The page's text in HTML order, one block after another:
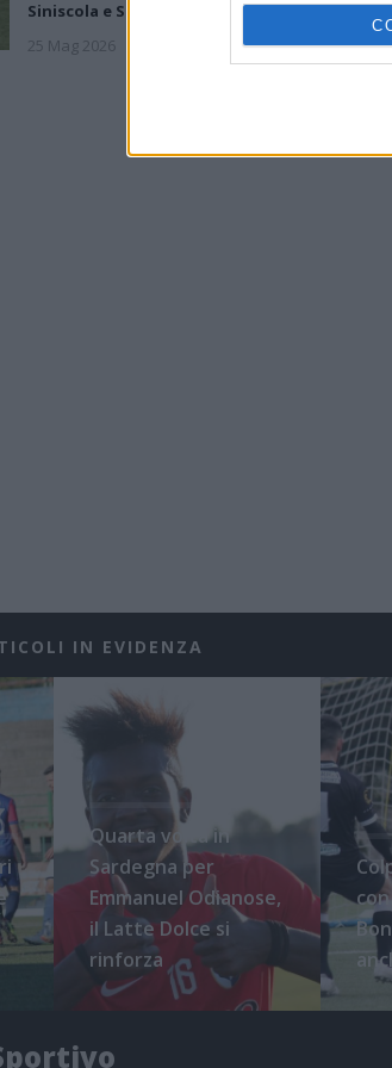
Siniscola e Sennori in Seconda
25 Mag 2026
IN EVIDENZA
Quarta volta in
Sardegna per
Emmanuel Odianose,
il Latte Dolce si
rinforza